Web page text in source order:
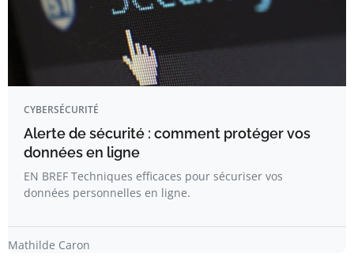
CYBERSÉCURITÉ
Alerte de sécurité : comment protéger vos
données en ligne
EN BREF Techniques efficaces pour sécuriser vos
données personnelles en ligne.
Mathilde Caron